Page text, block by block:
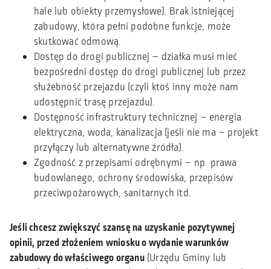
hale lub obiekty przemysłowe). Brak istniejącej
zabudowy, która pełni podobne funkcje, może
skutkować odmową.
Dostęp do drogi publicznej – działka musi mieć
bezpośredni dostęp do drogi publicznej lub przez
służebność przejazdu (czyli ktoś inny może nam
udostępnić trasę przejazdu).
Dostępność infrastruktury technicznej – energia
elektryczna, woda, kanalizacja (jeśli nie ma – projekt
przyłączy lub alternatywne źródła).
Zgodność z przepisami odrębnymi – np. prawa
budowlanego, ochrony środowiska, przepisów
przeciwpożarowych, sanitarnych itd.
Jeśli chcesz zwiększyć szansę na uzyskanie pozytywnej
opinii, przed złożeniem wniosku o wydanie warunków
zabudowy do właściwego organu(Urzędu Gminy lub